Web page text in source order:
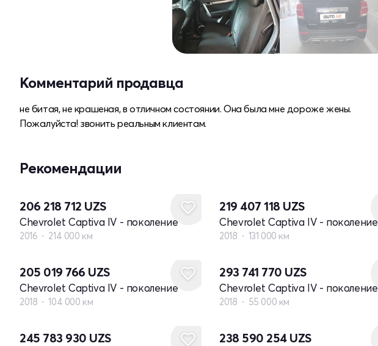
Комментарий продавца
не битая, не крашеная, в отличном состоянии. Она была мне дороже жены.
Пожалуйста! звонить реальным клиентам.
Рекомендации
206 218 712 UZS
Chevrolet Captiva IV - поколение
2016 214 000 км
219 407 118 UZS
Chevrolet Captiva IV - поколение
2018 131 000 км
205 019 766 UZS
Chevrolet Captiva IV - поколение
2018 104 000 км
293 741 770 UZS
Chevrolet Captiva IV - поколение
2018 55 000 км
245 783 930 UZS 238 590 254 UZS